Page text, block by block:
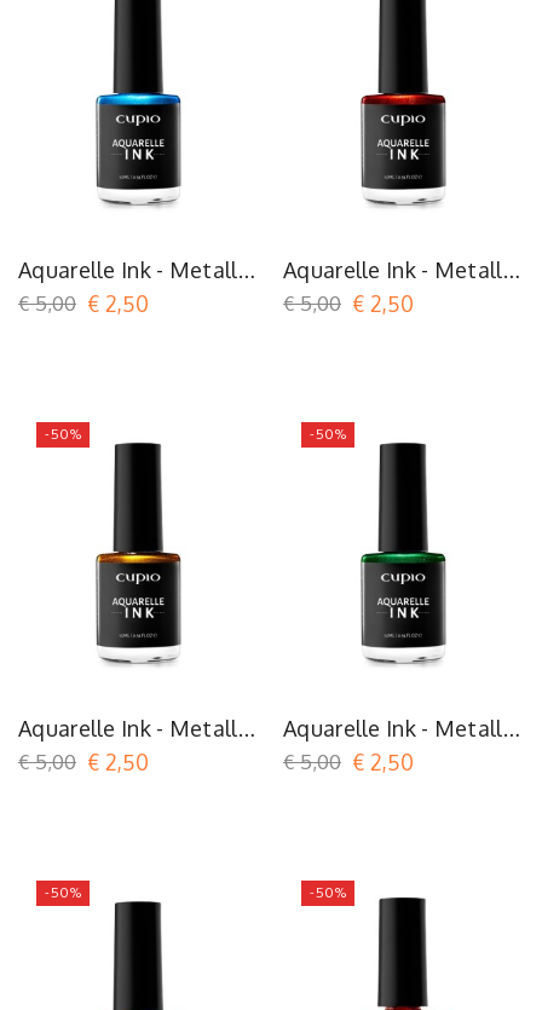
Aquarelle Ink - Metallic
Blue
€ 5,00 € 2,50
Aquarelle Ink - Metallic
Burgundy
€ 5,00 € 2,50
-50%
Aquarelle Ink - Metallic
Gold
€ 5,00 € 2,50
-50%
Aquarelle Ink - Metallic
Green
€ 5,00 € 2,50
-50% -50%